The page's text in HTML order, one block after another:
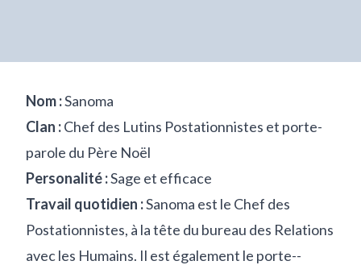
Nom :Sanoma
Clan :Chef des Lutins Postationnistes et porte-
parole du Père Noël
Personalité :Sage et efficace
Travail quotidien :Sanoma est le Chef des
Postationnistes, à la tête du bureau des Relations
avec les Humains. Il est également le porte-­